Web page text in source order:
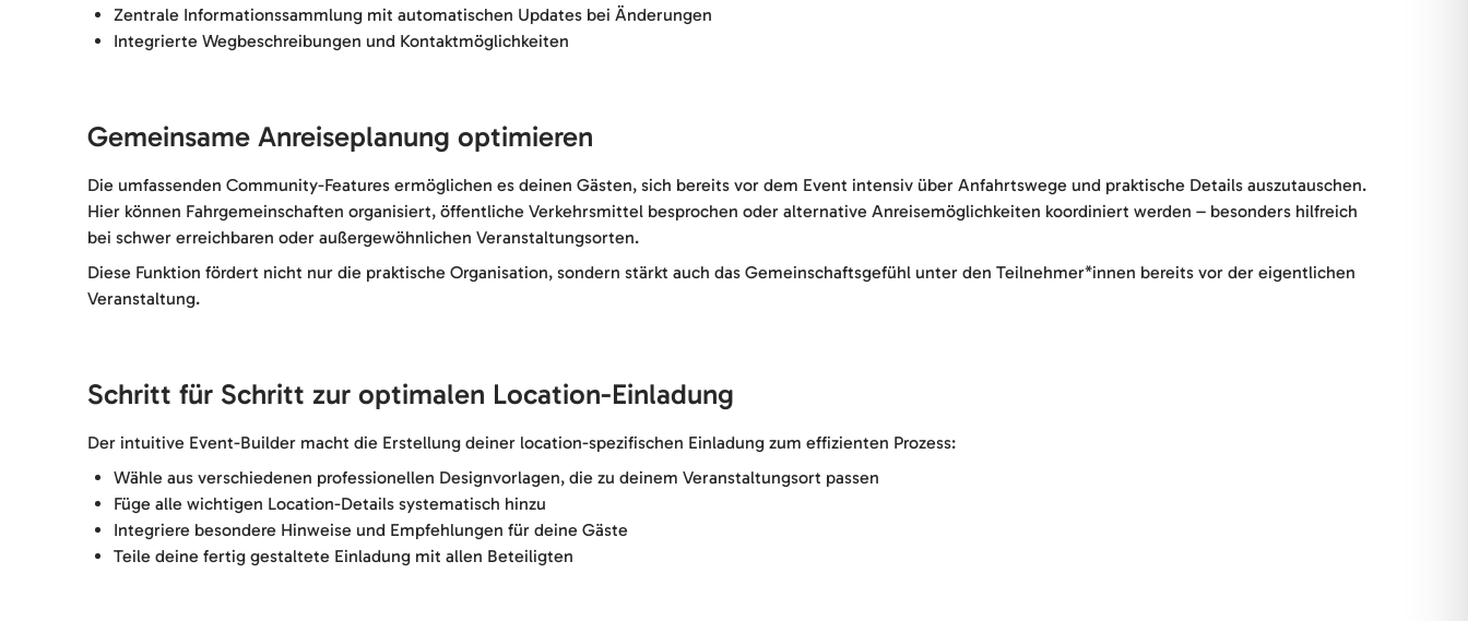
Zentrale Informationssammlung mit automatischen Updates bei Änderungen
Integrierte Wegbeschreibungen und Kontaktmöglichkeiten
Gemeinsame Anreiseplanung optimieren
Die umfassenden Community-Features ermöglichen es deinen Gästen, sich bereits vor dem Event intensiv über Anfahrtswege und praktische Details auszutauschen.
Hier können Fahrgemeinschaften organisiert, öffentliche Verkehrsmittel besprochen oder alternative Anreisemöglichkeiten koordiniert werden – besonders hilfreich
bei schwer erreichbaren oder außergewöhnlichen Veranstaltungsorten.
Diese Funktion fördert nicht nur die praktische Organisation, sondern stärkt auch das Gemeinschaftsgefühl unter den Teilnehmer*innen bereits vor der eigentlichen
Veranstaltung.
Schritt für Schritt zur optimalen Location-Einladung
Der intuitive Event-Builder macht die Erstellung deiner location-spezifischen Einladung zum effizienten Prozess:
Wähle aus verschiedenen professionellen Designvorlagen, die zu deinem Veranstaltungsort passen
Füge alle wichtigen Location-Details systematisch hinzu
Integriere besondere Hinweise und Empfehlungen für deine Gäste
Teile deine fertig gestaltete Einladung mit allen Beteiligten